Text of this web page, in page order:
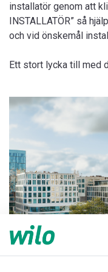
installatör genom att
INSTALLATÖR” så
och vid önskemål
Ett stort lycka till med